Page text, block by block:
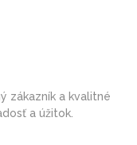
zákazník a kvalitné
a úžitok.